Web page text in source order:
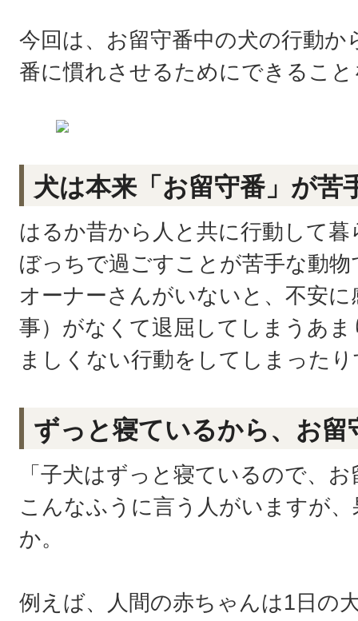
今回は、お留守番中の犬の行動
番に慣れさせるためにできるこ
犬は本来「お留守番」が苦
はるか昔から人と共に行動して
ぼっちで過ごすことが苦手な動物
オーナーさんがいないと、不安
事）がなくて退屈してしまうあ
ましくない行動をしてしまった
ずっと寝ているから、お留
「子犬はずっと寝ているので、
こんなふうに言う人がいますが
か。
例えば、人間の赤ちゃんは1日の